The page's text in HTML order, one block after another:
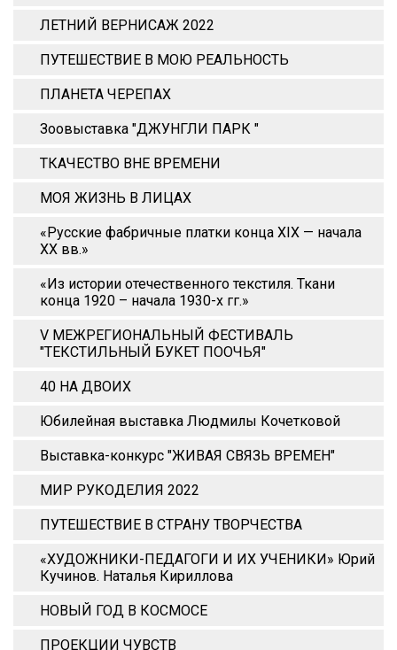
ЛЕТНИЙ ВЕРНИСАЖ 2022
ПУТЕШЕСТВИЕ В МОЮ РЕАЛЬНОСТЬ
ПЛАНЕТА ЧЕРЕПАХ
Зоовыставка "ДЖУНГЛИ ПАРК "
ТКАЧЕСТВО ВНЕ ВРЕМЕНИ
МОЯ ЖИЗНЬ В ЛИЦАХ
«Русские фабричные платки конца XIX — начала
XX вв.»
«Из истории отечественного текстиля. Ткани
конца 1920 – начала 1930-х гг.»
V МЕЖРЕГИОНАЛЬНЫЙ ФЕСТИВАЛЬ
"ТЕКСТИЛЬНЫЙ БУКЕТ ПООЧЬЯ"
40 НА ДВОИХ
Юбилейная выставка Людмилы Кочетковой
Выставка-конкурс "ЖИВАЯ СВЯЗЬ ВРЕМЕН"
МИР РУКОДЕЛИЯ 2022
ПУТЕШЕСТВИЕ В СТРАНУ ТВОРЧЕСТВА
«ХУДОЖНИКИ-ПЕДАГОГИ И ИХ УЧЕНИКИ» Юрий
Кучинов. Наталья Кириллова
НОВЫЙ ГОД В КОСМОСЕ
ПРОЕКЦИИ ЧУВСТВ